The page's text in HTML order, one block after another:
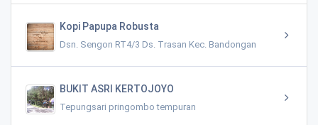
Kopi Papupa Robusta
Dsn. Sengon RT4/3 Ds. Trasan Kec. Bandongan
BUKIT ASRI KERTOJOYO
Tepungsari pringombo tempuran